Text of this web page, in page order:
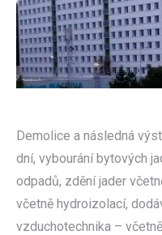
Demolice a následná
dní, vybourání bytových
odpadů, zdění jader
včetně hydroizolací,
vzduchotechnika –